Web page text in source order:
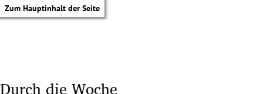
Zum Hauptinhalt der Seite
Durch die Woche